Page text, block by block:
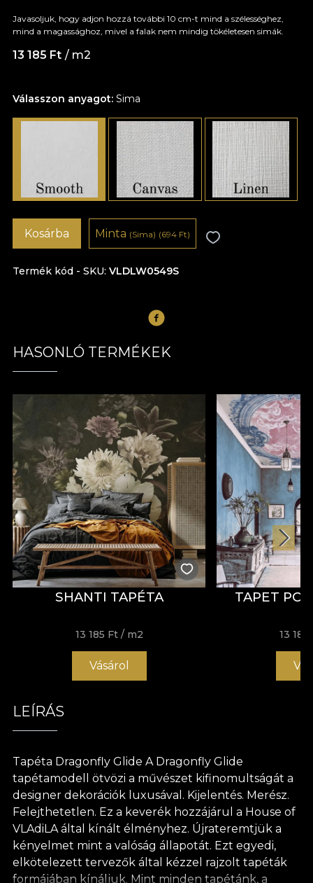
Válasszon anyagot: Sima
Javasoljuk, hogy adjon hozzá további 10 cm-t mind a szélességhez,
mind a magassághoz, mivel a falak nem mindig tökéletesen simák.
13 185 Ft / m2
Termék kód - SKU VLDLW0549S
Kosárba Minta (Sima) (694 Ft)
HASONLÓ TERMÉKEK
SHANTI TAPÉTA
13 185 Ft / m2
Vásárol
TAPET
13 185
LEÍRÁS
Tapéta Dragonfly Glide A Dragonfly Glide
tapétamodell ötvözi a művészet kifinomultságát a
designer dekorációk luxusával. Kijelentés. Merész.
Felejthetetlen. Ez a keverék hozzájárul a House of
VLAdiLA által kínált élményhez. Újrateremtjük a
kényelmet mint a valóság állapotát. Ezt egyedi,
elkötelezett tervezők által kézzel rajzolt tapéták
formájában kínáljuk. Mint minden tapétánk, a